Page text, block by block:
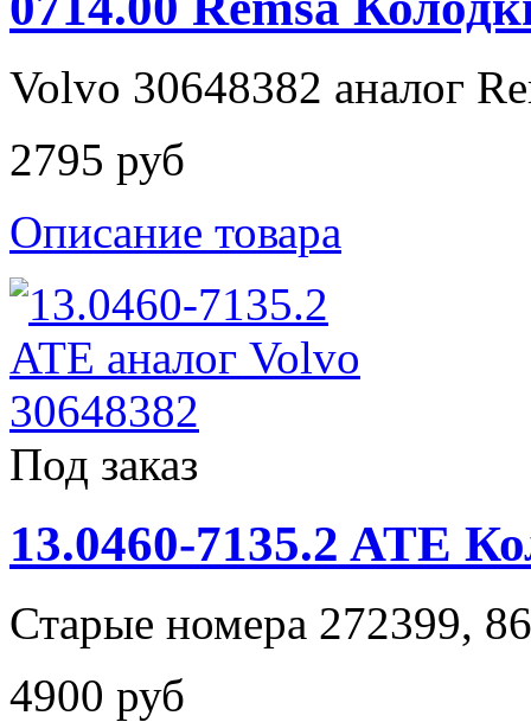
Volvo 30648382 аналог
2795 руб
Описание товара
Под заказ
13.0460-7135.2 ATE
Старые номера 272399,
4900 руб